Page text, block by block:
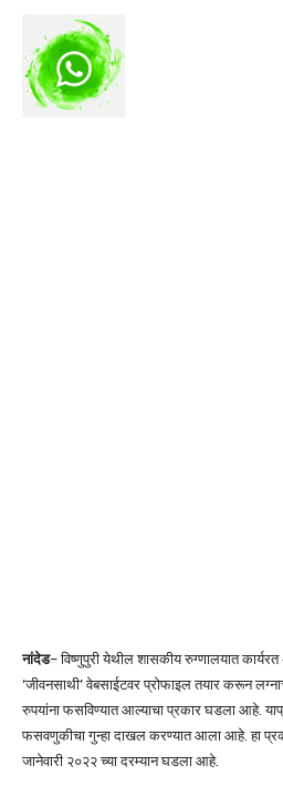
नांदेड– विष्णुपुरी येथील शासकीय रुग्णालयात
‘जीवनसाथी’ वेबसाईटवर प्रोफाइल तयार करून
रुपयांना फसविण्यात आल्याचा प्रकार घडला आहे.
फसवणुकीचा गुन्हा दाखल करण्यात आला आहे. हा
जानेवारी २०२२ च्या दरम्यान घडला आहे.